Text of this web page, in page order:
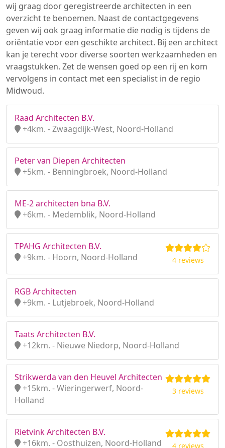
wij graag door geregistreerde architecten in een
overzicht te benoemen. Naast de contactgegevens
geven wij ook graag informatie die nodig is tijdens de
oriëntatie voor een geschikte architect. Bij een architect
kan je terecht voor diverse soorten werkzaamheden en
vraagstukken. Zet de wensen goed op een rij en kom
vervolgens in contact met een specialist in de regio
Midwoud.
Raad Architecten B.V.
+4km. - Zwaagdijk-West, Noord-Holland
Peter van Diepen Architecten
+5km. - Benningbroek, Noord-Holland
ME-2 architecten bna B.V.
+6km. - Medemblik, Noord-Holland
TPAHG Architecten B.V.
+9km. - Hoorn, Noord-Holland
4 reviews
RGB Architecten
+9km. - Lutjebroek, Noord-Holland
Taats Architecten B.V.
+12km. - Nieuwe Niedorp, Noord-Holland
Strikwerda van den Heuvel Architecten
+15km. - Wieringerwerf, Noord-
Holland
3 reviews
Rietvink Architecten B.V.
+16km. - Oosthuizen, Noord-Holland
4 reviews